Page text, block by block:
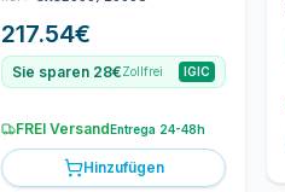
217.54€
Sie sparen 28€Zollfrei IGIC
FREI VersandEntrega 24-48h
Hinzufügen